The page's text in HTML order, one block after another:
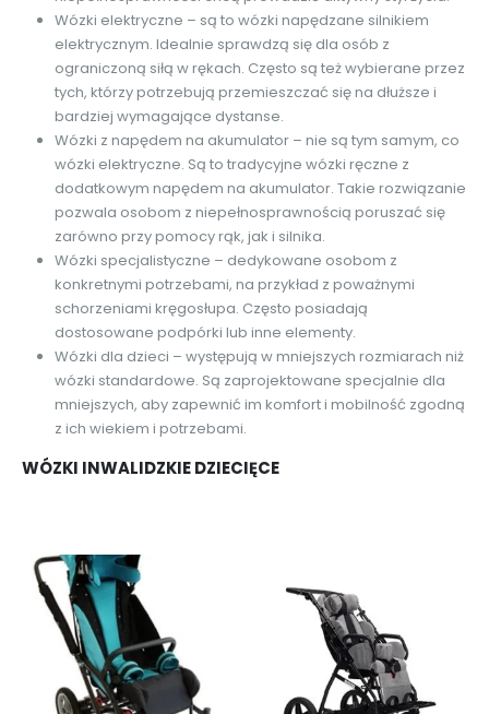
Wózki elektryczne – są to wózki napędzane silnikiem
elektrycznym. Idealnie sprawdzą się dla osób z
ograniczoną siłą w rękach. Często są też wybierane przez
tych, którzy potrzebują przemieszczać się na dłuższe i
bardziej wymagające dystanse.
Wózki z napędem na akumulator – nie są tym samym, co
wózki elektryczne. Są to tradycyjne wózki ręczne z
dodatkowym napędem na akumulator. Takie rozwiązanie
pozwala osobom z niepełnosprawnością poruszać się
zarówno przy pomocy rąk, jak i silnika.
Wózki specjalistyczne – dedykowane osobom z
konkretnymi potrzebami, na przykład z poważnymi
schorzeniami kręgosłupa. Często posiadają
dostosowane podpórki lub inne elementy.
Wózki dla dzieci – występują w mniejszych rozmiarach niż
wózki standardowe. Są zaprojektowane specjalnie dla
mniejszych, aby zapewnić im komfort i mobilność zgodną
z ich wiekiem i potrzebami.
WÓZKI INWALIDZKIE DZIECIĘCE